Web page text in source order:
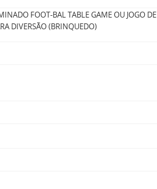
FOOT-BAL TABLE GAME OU JOGO DE
DIVERSÃO (BRINQUEDO)